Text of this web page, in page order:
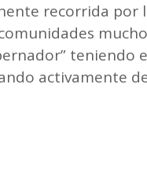
recorrida por
teniendo
activamente